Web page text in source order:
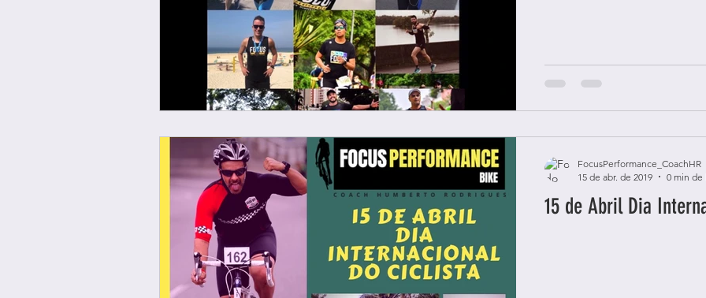
15 de Abril Dia
FocusPerformance_CoachHR
15 de abr. de 2019
0 min de